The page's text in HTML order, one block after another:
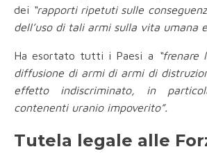
dei “rapporti ripetuti sulle
dell’uso di tali armi sulla vita umana
Ha esortato tutti i Paesi a
“frenare
diffusione di armi di armi di
effetto indiscriminato, in
contenenti uranio impoverito”.
Tutela legale alle